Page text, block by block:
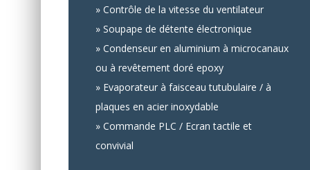
» Contrôle de la vitesse du ventilateur
» Soupape de détente électronique
» Condenseur en aluminium à microcanaux
ou à revêtement doré epoxy
» Evaporateur à faisceau tutubulaire / à
plaques en acier inoxydable
» Commande PLC / Ecran tactile et
convivial